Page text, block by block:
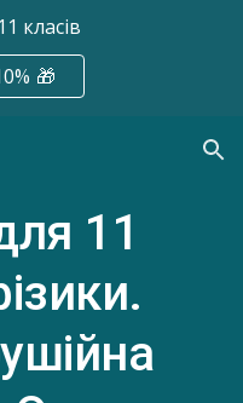
класів
🎁
11